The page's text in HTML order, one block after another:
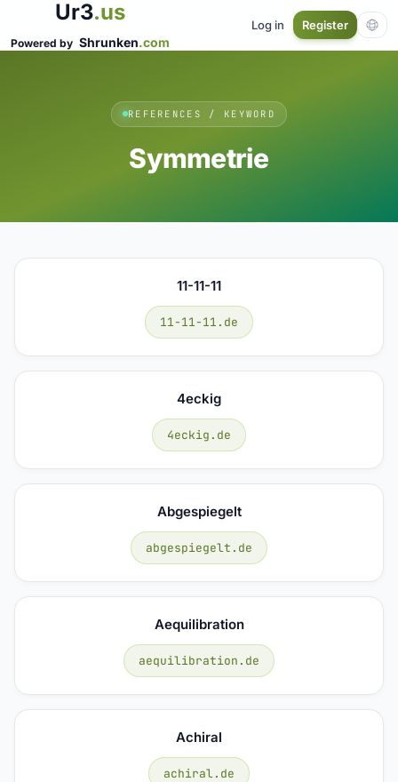
Ur3.us
Powered by Shrunken.com
Log in Register
REFERENCES / KEYWORD
Symmetrie
11-11-11
11-11-11.de
4eckig
4eckig.de
Abgespiegelt
abgespiegelt.de
Aequilibration
aequilibration.de
Achiral
achiral.de